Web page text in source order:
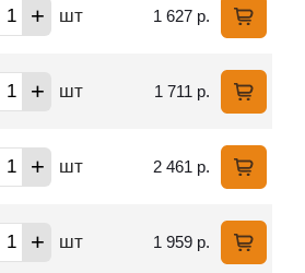
+ шт 1 627 р.
+ шт 1 711 р.
+ шт 2 461 р.
+ шт 1 959 р.